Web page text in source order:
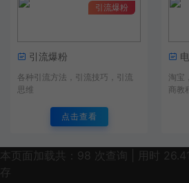
引流爆粉
引流爆粉
各种引流方法，引流技巧，引流
思维
点击查看
淘宝
商教
本页面加载共：98 次查询 | 用时
存